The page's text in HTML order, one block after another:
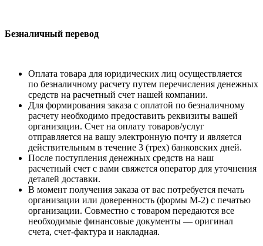
Безналичный перевод
Оплата товара для юридических лиц осуществляется
по безналичному расчету путем перечисления денежных
средств на расчетный счет нашей компании.
Для формирования заказа с оплатой по безналичному
расчету необходимо предоставить реквизиты вашей
организации. Счет на оплату товаров/услуг
отправляется на вашу электронную почту и является
действительным в течение 3 (трех) банковских дней.
После поступления денежных средств на наш
расчетный счет с вами свяжется оператор для уточнения
деталей доставки.
В момент получения заказа от вас потребуется печать
организации или доверенность (формы М-2) с печатью
организации. Совместно с товаром передаются все
необходимые финансовые документы — оригинал
счета, счет-фактура и накладная.